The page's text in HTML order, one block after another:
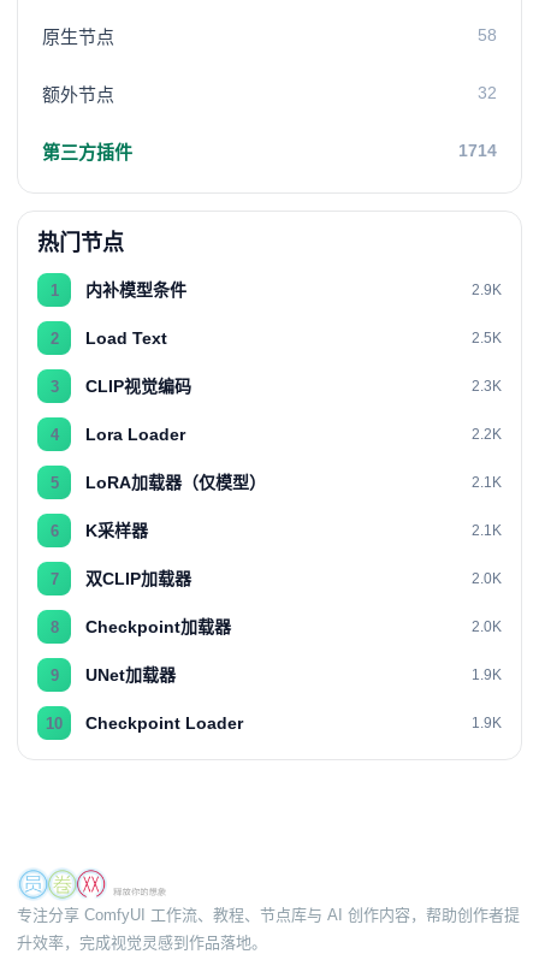
原生节点 58
额外节点 32
第三方插件 1714
热门节点
1 内补模型条件 2.9K
2 Load Text 2.5K
3 CLIP视觉编码 2.3K
4 Lora Loader 2.2K
5 LoRA加载器（仅模型） 2.1K
6 K采样器 2.1K
7 双CLIP加载器 2.0K
8 Checkpoint加载器 2.0K
9 UNet加载器 1.9K
10 Checkpoint Loader 1.9K
专注分享 ComfyUI 工作流、教程、节点库与 AI 创作内容，帮助创作者提
升效率，完成视觉灵感到作品落地。